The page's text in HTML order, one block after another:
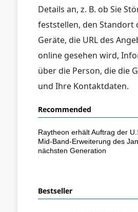
Details an, z. B. ob Sie
feststellen, den Standort
Geräte, die URL des
online gesehen wird,
über die Person, die die
und Ihre Kontaktdaten.
Recommended
Raytheon erhält Auftrag der
Mid-Band-Erweiterung des
nächsten Generation
Bestseller